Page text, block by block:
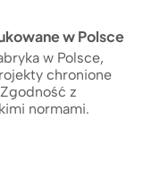
w Polsce
w Polsce,
chronione
z
normami.